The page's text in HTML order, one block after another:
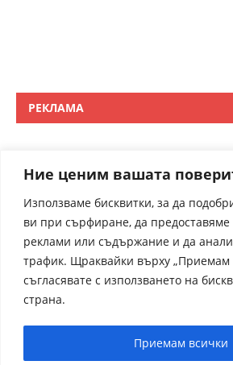
Ние ценим вашата
Използваме бисквитки, за да
ви при сърфиране, да
реклами или съдържание и да
трафик. Щраквайки върху „Приемам
съгласявате с използването на
страна.
Приемам всички
РЕКЛАМА